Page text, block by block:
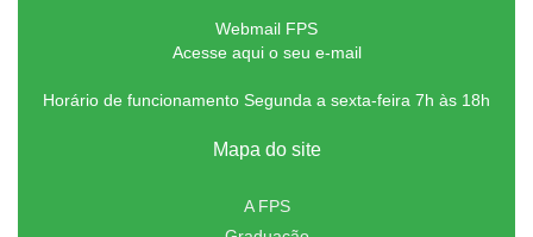
Webmail FPS
Acesse aqui o seu e-mail
Horário de funcionamento Segunda a sexta-feira 7h às 18h
Mapa do site
A FPS